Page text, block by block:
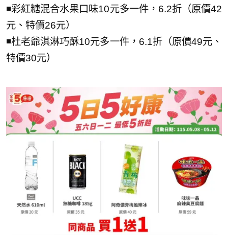
◾彩紅糖混合水果口味10元多一件，6.2折（原價42
元、特價26元）
◾杜老爺淇淋巧酥10元多一件，6.1折（原價49元、
特價30元）